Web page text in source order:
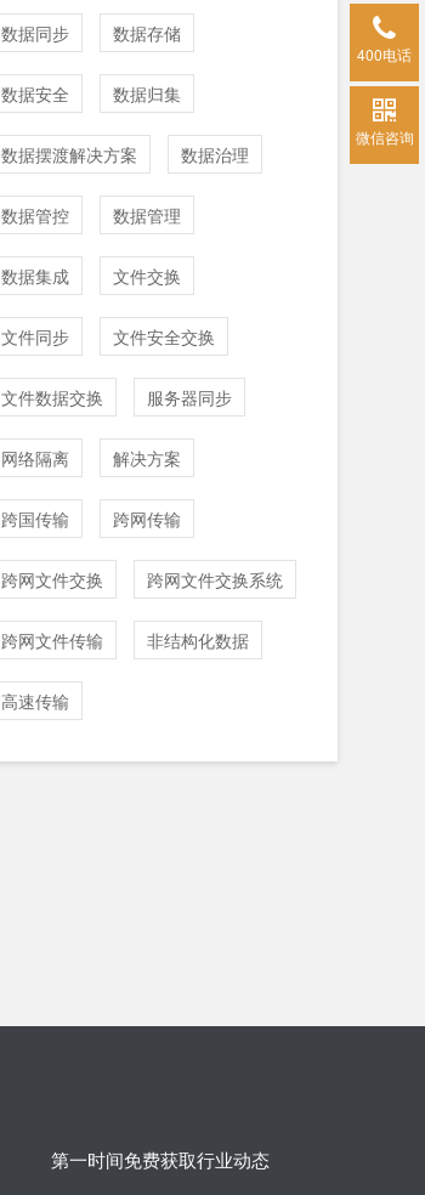
数据同步 数据存储
数据安全 数据归集
数据摆渡解决方案 数据治理
数据管控 数据管理
数据集成 文件交换
文件同步 文件安全交换
文件数据交换 服务器同步
网络隔离 解决方案
跨国传输 跨网传输
跨网文件交换 跨网文件交换系统
跨网文件传输 非结构化数据
高速传输
400电话
微信咨询
第一时间免费获取行业动态